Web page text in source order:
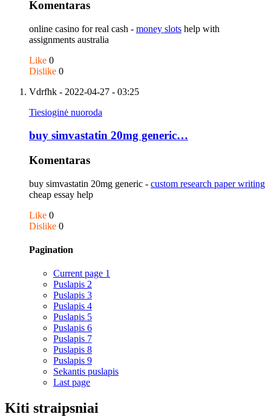
Komentaras
online casino for real cash - money slots help with
assignments australia
Like 0
Dislike 0
Vdrfhk - 2022-04-27 - 03:25
Tiesioginė nuoroda
buy simvastatin 20mg generic…
Komentaras
buy simvastatin 20mg generic - custom research paper writing
cheap essay help
Like 0
Dislike 0
Pagination
Current page 1
Puslapis 2
Puslapis 3
Puslapis 4
Puslapis 5
Puslapis 6
Puslapis 7
Puslapis 8
Puslapis 9
Sekantis puslapis
Last page
Kiti straipsniai